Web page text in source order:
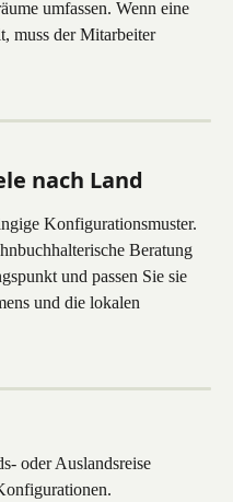
umfassen. Wenn eine
muss der Mitarbeiter
nach Land
Konfigurationsmuster.
Beratung
und passen Sie sie
und die lokalen
oder Auslandsreise